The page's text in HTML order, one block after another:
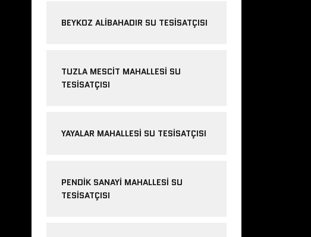
BEYKOZ ALIBAHADIR SU TESISATÇISI
TUZLA MESCIT MAHALLESI SU
TESISATÇISI
YAYALAR MAHALLESI SU TESISATÇISI
PENDIK SANAYI MAHALLESI SU
TESISATÇISI